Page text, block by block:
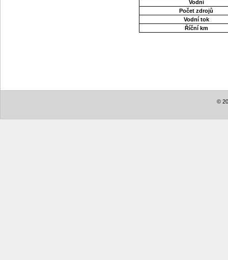
Vodní
Počet zdrojů
Vodní tok
Říční km
©